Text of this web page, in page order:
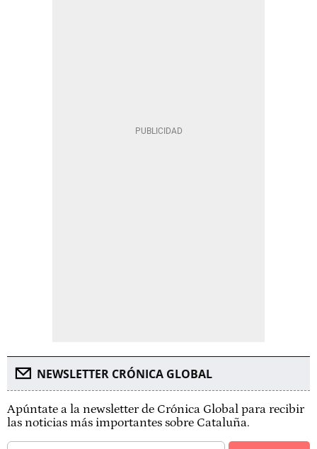
NEWSLETTER CRÓNICA GLOBAL
Apúntate a la newsletter de Crónica Global para recibir
las noticias más importantes sobre Cataluña.